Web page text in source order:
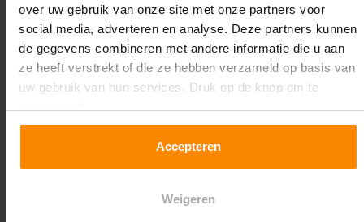
over uw gebruik van onze site met onze partners voor
social media, adverteren en analyse. Deze partners kunnen
de gegevens combineren met andere informatie die u aan
ze heeft verstrekt of die ze hebben verzameld op basis van
uw gebruik van hun services. Druk op de knop om te
Accepteren
Weigeren